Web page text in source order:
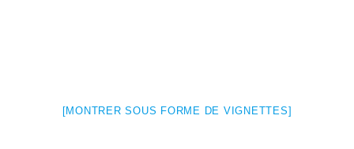
[MONTRER SOUS FORME DE VIGNETTES]